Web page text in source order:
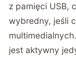
z pamięci USB,
wybredny, jeśli
jest aktywny